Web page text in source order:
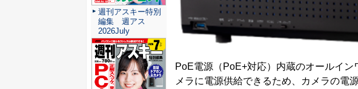
PoE電源（PoE+対応）内蔵のオールイ
メラに電源供給できるため、カメラの電
週刊アスキー特別
編集 週アス
2026July